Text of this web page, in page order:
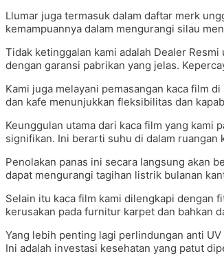
Llumar juga termasuk dalam daftar merk
kemampuannya dalam mengurangi silau
Tidak ketinggalan kami adalah Dealer
dengan garansi pabrikan yang jelas.
Kami juga melayani pemasangan kaca film
dan kafe menunjukkan fleksibilitas dan
Keunggulan utama dari kaca film yang kami
signifikan. Ini berarti suhu di dalam ruangan
Penolakan panas ini secara langsung akan
dapat mengurangi tagihan listrik bulanan
Selain itu kaca film kami dilengkapi dengan
kerusakan pada furnitur karpet dan bahkan
Yang lebih penting lagi perlindungan anti
Ini adalah investasi kesehatan yang patut